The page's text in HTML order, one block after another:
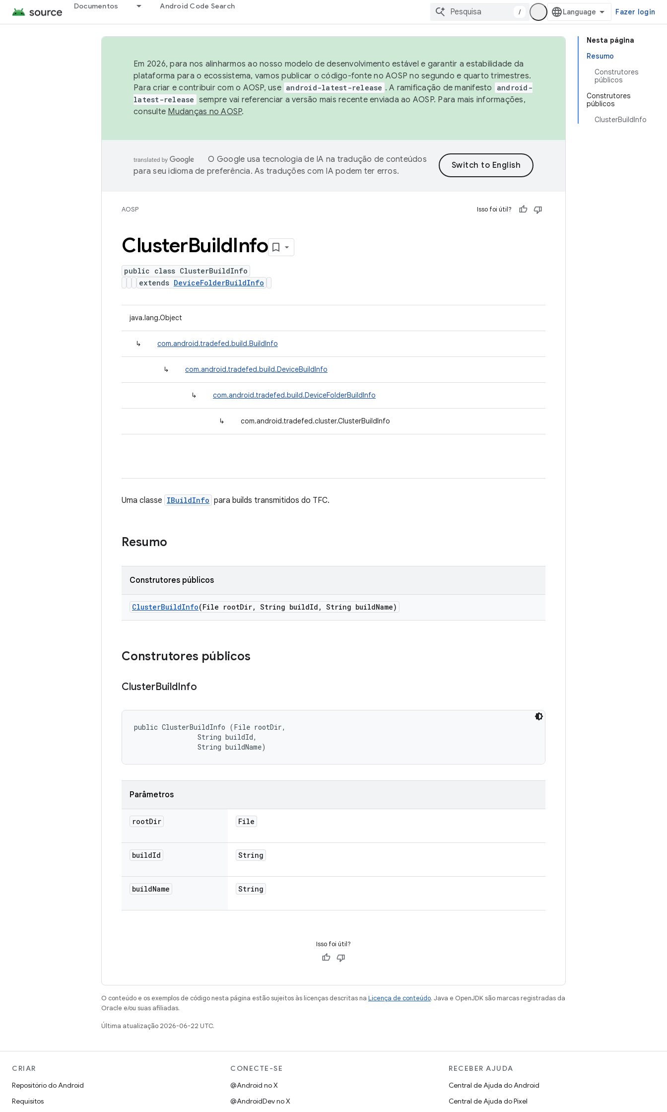
Documentos Android Code Search
/ Fazer login
Nesta página
Resumo
Construtores
públicos
Construtores
públicos
ClusterBuildInfo
Em 2026, para nos alinharmos ao nosso modelo de desenvolvimento estável e garantir a estabilidade da
plataforma para o ecossistema, vamos publicar o código-fonte no AOSP no segundo e quarto trimestres.
Para criar e contribuir com o AOSP, use android-latest-release . A ramificação de manifesto
android-
latest-release sempre vai referenciar a versão mais recente enviada ao AOSP. Para mais informações,
consulte Mudanças no AOSP.
O Google usa tecnologia de IA na tradução de conteúdos
para seu idioma de preferência. As traduções com IA podem ter erros.
AOSP Isso foi útil?
ClusterBuildInfo
public class ClusterBuildInfo
extends DeviceFolderBuildInfo
java.lang.Object
↳ com.android.tradefed.build.BuildInfo
↳ com.android.tradefed.build.DeviceBuildInfo
↳ com.android.tradefed.build.DeviceFolderBuildInfo
↳ com.android.tradefed.cluster.ClusterBuildInfo
Uma classe IBuildInfo para builds transmitidos do TFC.
Resumo
Construtores públicos
ClusterBuildInfo(File rootDir, String buildId , String buildName)
Construtores públicos
ClusterBuildInfo
public ClusterBuildInfo (File rootDir,
                String buildId,
                String buildName)
Parâmetros
rootDir File
buildId String
buildName String
Isso foi útil?
O conteúdo e os exemplos de código nesta página estão sujeitos às licenças descritas na Licença de conteúdo. Java e OpenJDK são marcas registradas da
Oracle e/ou suas afiliadas.
Última atualização 2026-06-22 UTC.
CRIAR
Repositório do Android
Requisitos
CONECTE-SE
@Android no X
@AndroidDev no X
RECEBER AJUDA
Central de Ajuda do Android
Central de Ajuda do Pixel